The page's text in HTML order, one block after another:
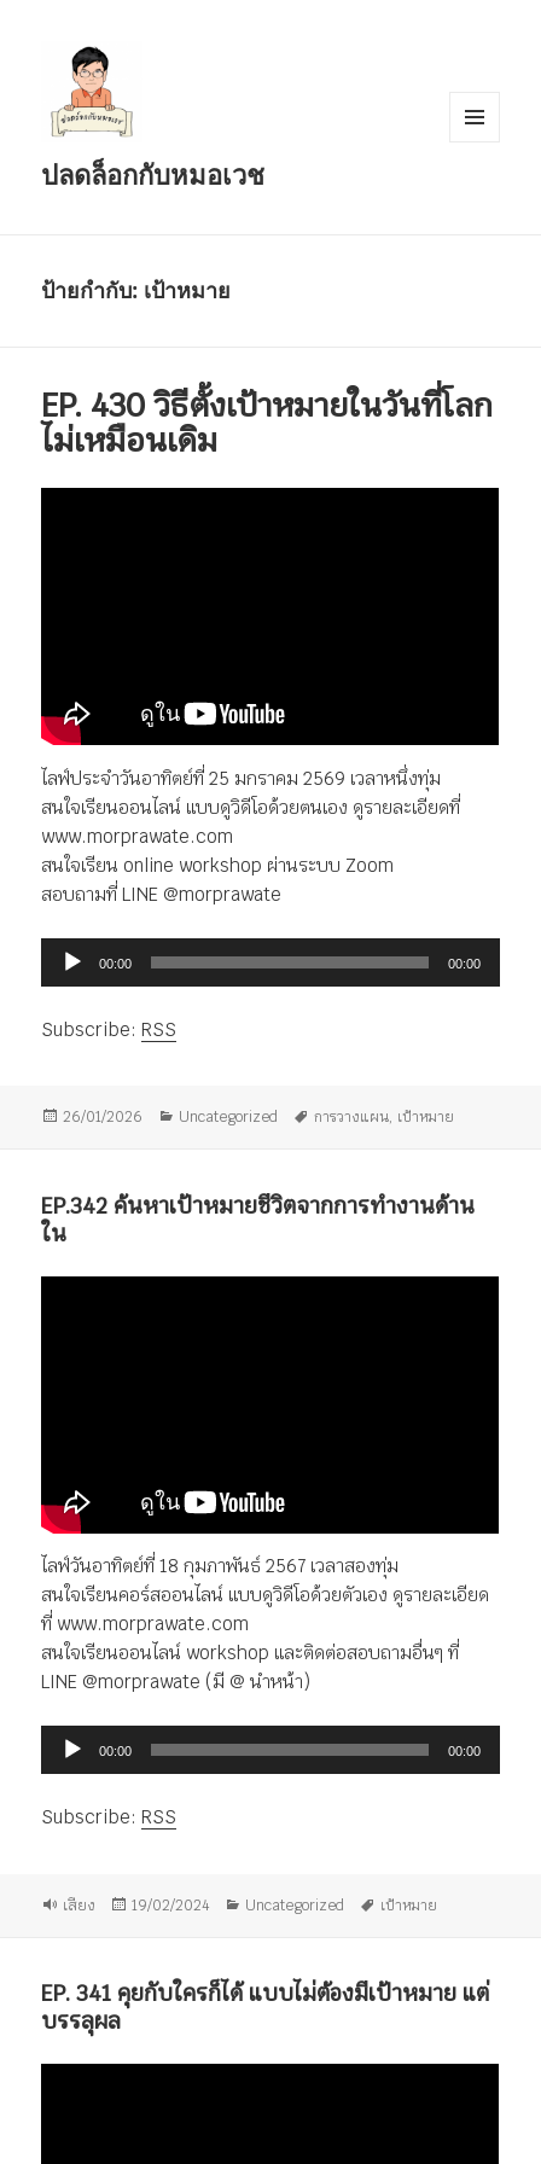
ปลดล็อกกับหมอเวช
ป้ายกำกับ: เป้าหมาย
EP. 430 วิธีตั้งเป้าหมายในวันที่โลก
ไม่เหมือนเดิม
ไลฟ์ประจำวันอาทิตย์ที่ 25 มกราคม 2569 เวลาหนึ่งทุ่ม
สนใจเรียนออนไลน์ แบบดูวิดีโอด้วยตนเอง ดูรายละเอียดที่
www.morprawate.com
สนใจเรียน online workshop ผ่านระบบ Zoom
สอบถามที่ LINE @morprawate
เสียง
00:00 00:00
Subscribe: RSS
เขียน
26/01/2026
หมวด
Uncategorized
ป้าย
การวางแผน, เป้าหมาย
EP.342 ค้นหาเป้าหมายชีวิตจากการทำงานด้าน
ใน
ไลฟ์วันอาทิตย์ที่ 18 กุมภาพันธ์ 2567 เวลาสองทุ่ม
สนใจเรียนคอร์สออนไลน์ แบบดูวิดีโอด้วยตัวเอง ดูรายละเอียด
ที่ www.morprawate.com
สนใจเรียนออนไลน์ workshop และติดต่อสอบถามอื่นๆ ที่
LINE @morprawate (มี @ นำหน้า)
เสียง
00:00 00:00
Subscribe: RSS
รูป
เสียง
เขียน
19/02/2024
หมวด
Uncategorized
ป้าย
เป้าหมาย
EP. 341 คุยกับใครก็ได้ แบบไม่ต้องมีเป้าหมาย แต่
บรรลุผล